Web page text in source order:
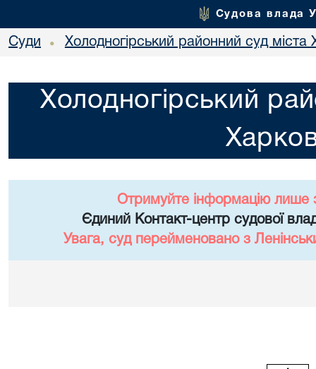
Судова влада
Суди • Холодногірський районний суд міста
Холодногірський
Отримуйте інформацію лише
Єдиний Контакт-центр судової
Увага, суд перейменовано з